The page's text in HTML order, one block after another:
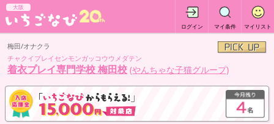
大阪
ログイン マイ条件 マイリスト
梅田/オナクラ
チャクイプレイセンモンガッコウウメダテン
着衣プレイ専門学校 梅田校 (やんちゃな子猫グループ)